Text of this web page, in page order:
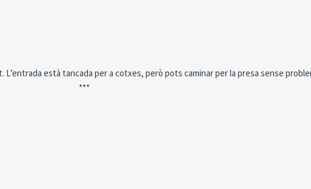
L’entrada està tancada per a cotxes, però pots caminar per la presa sense
***